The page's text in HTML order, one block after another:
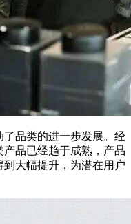
品类的进一步发展。经
品已经趋于成熟，产品
大幅提升，为潜在用户